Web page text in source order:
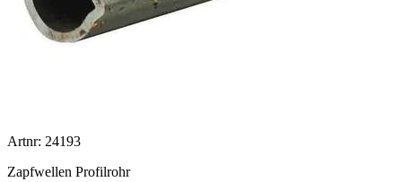
Artnr: 24193
Zapfwellen Profilrohr